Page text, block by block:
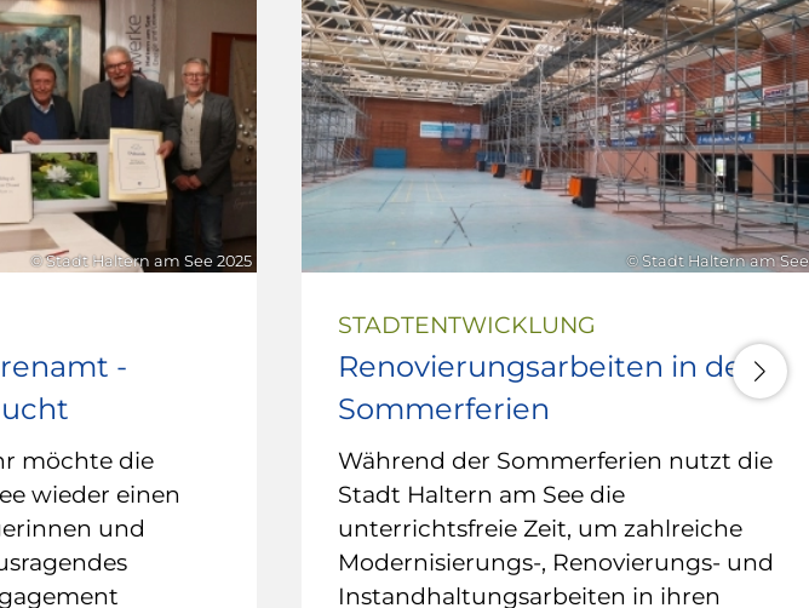
© Stadt Haltern am See 2025
-
möchte die
wieder einen
und
© Stadt Haltern am See
STADTENTWICKLUNG
Renovierungsarbeiten in den
Sommerferien
Während der Sommerferien nutzt die
Stadt Haltern am See die
unterrichtsfreie Zeit, um zahlreiche
Modernisierungs-, Renovierungs- und
Instandhaltungsarbeiten in ihren